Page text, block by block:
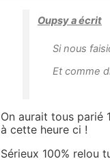
Oupsy a écrit
Si nous
Et comme
On aurait tous parié
à cette heure ci !
Sérieux 100% relou